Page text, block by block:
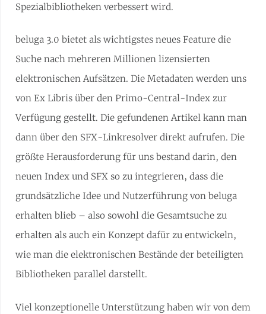
Spezialbibliotheken verbessert wird.
beluga 3.0 bietet als wichtigstes neues Feature die
Suche nach mehreren Millionen lizensierten
elektronischen Aufsätzen. Die Metadaten werden uns
von Ex Libris über den Primo-Central-Index zur
Verfügung gestellt. Die gefundenen Artikel kann man
dann über den SFX-Linkresolver direkt aufrufen. Die
größte Herausforderung für uns bestand darin, den
neuen Index und SFX so zu integrieren, dass die
grundsätzliche Idee und Nutzerführung von beluga
erhalten blieb – also sowohl die Gesamtsuche zu
erhalten als auch ein Konzept dafür zu entwickeln,
wie man die elektronischen Bestände der beteiligten
Bibliotheken parallel darstellt.
Viel konzeptionelle Unterstützung haben wir von dem